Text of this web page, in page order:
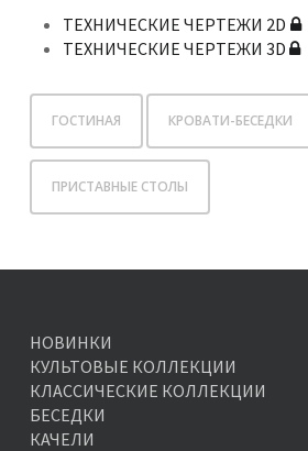
ТЕХНИЧЕСКИЕ ЧЕРТЕЖИ 2D
ТЕХНИЧЕСКИЕ ЧЕРТЕЖИ 3D
ГОСТИНАЯ КРОВАТИ-БЕСЕДКИ
ПРИСТАВНЫЕ СТОЛЫ
НОВИНКИ
КУЛЬТОВЫЕ КОЛЛЕКЦИИ
КЛАССИЧЕСКИЕ КОЛЛЕКЦИИ
БЕСЕДКИ
КАЧЕЛИ